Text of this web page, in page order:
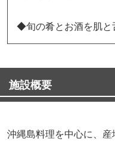
◆旬の肴とお酒を肌と
施設概要
沖縄島料理を中心に、